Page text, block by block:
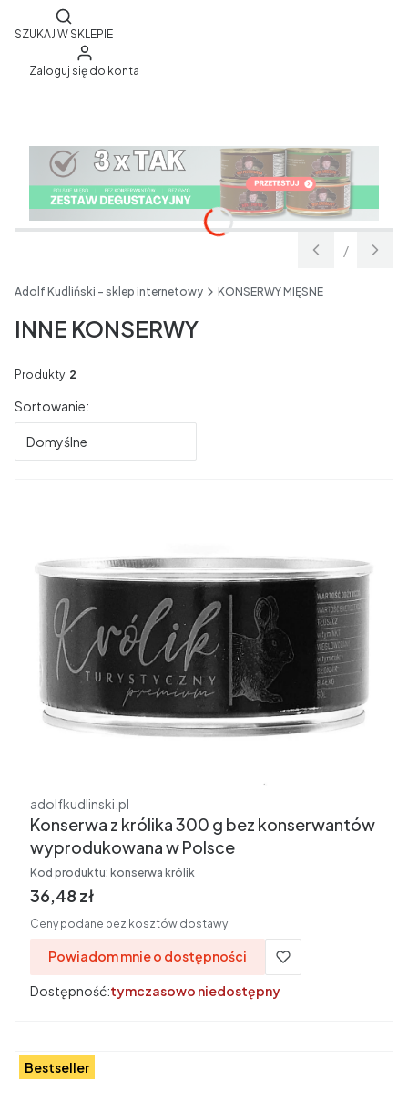
Otwórz wyszukiwarkę
SZUKAJ W SKLEPIE
Zaloguj się do konta
Slajd
/
z
Adolf Kudliński - sklep internetowy KONSERWY MIĘSNE
INNE KONSERWY
Produkty: 2
Lista produktów
Sortowanie:
Domyślne
Producent
adolfkudlinski.pl
Konserwa z królika 300 g bez konserwantów
wyprodukowana w Polsce
Kod produktu: konserwa królik
Cena brutto
36,48 zł
Ceny podane bez kosztów dostawy.
Powiadom mnie o dostępności
Dostępność:tymczasowo niedostępny
Bestseller